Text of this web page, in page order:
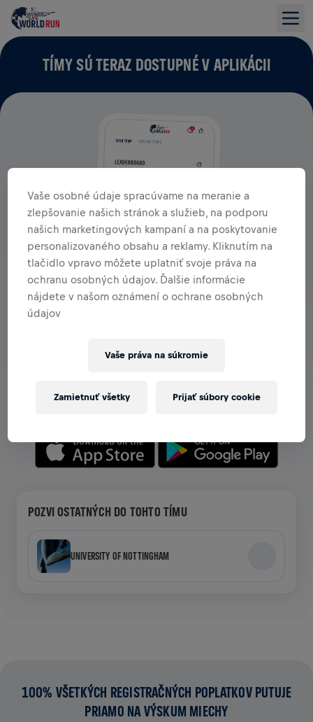
TÍMY SÚ TERAZ DOSTUPNÉ V APLIKÁCII
ZOBRAZ TÍMY V APLIKÁCII
oslavuj spoločne.
POZVI OSTATNÝCH DO TOHTO TÍMU
UNIVERSITY OF NOTTINGHAM
100% VŠETKÝCH REGISTRAČNÝCH POPLATKOV PUTUJE
PRIAMO NA VÝSKUM MIECHY
Vaše osobné údaje spracúvame na meranie a
zlepšovanie našich stránok a služieb, na podporu
našich marketingových kampaní a na poskytovanie
personalizovaného obsahu a reklamy. Kliknutím na
tlačidlo vpravo môžete uplatniť svoje práva na
ochranu osobných údajov. Ďalšie informácie
nájdete v našom oznámení o ochrane osobných
údajov
Vaše práva na súkromie
Zamietnuť všetky Prijať súbory cookie